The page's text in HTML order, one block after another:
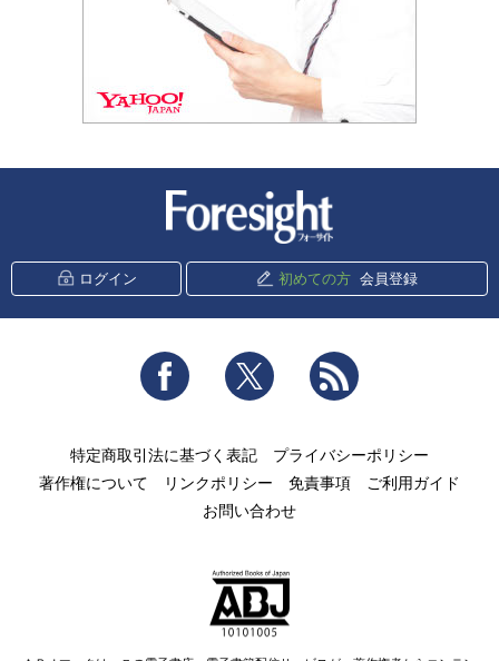
ログイン 初めての方 会員登録
Facebook Twitter
特定商取引法に基づく表記
プライバシーポリシー
著作権について
リンクポリシー 免責事項
ご利用ガイド
お問い合わせ